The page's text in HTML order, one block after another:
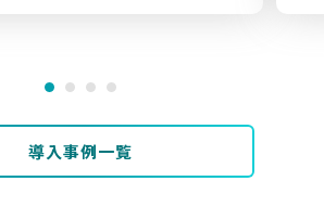
導入事例一覧